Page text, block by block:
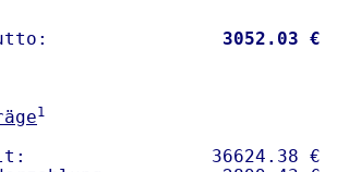
Brutto: 3052.03 €
1
36624.38 €